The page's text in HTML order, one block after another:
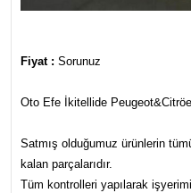
Fiyat : Sorunuz
Oto Efe İkitellide
Satmış olduğumuz ürünlerin
kalan parçalarıdır.
Tüm kontrolleri yapılarak